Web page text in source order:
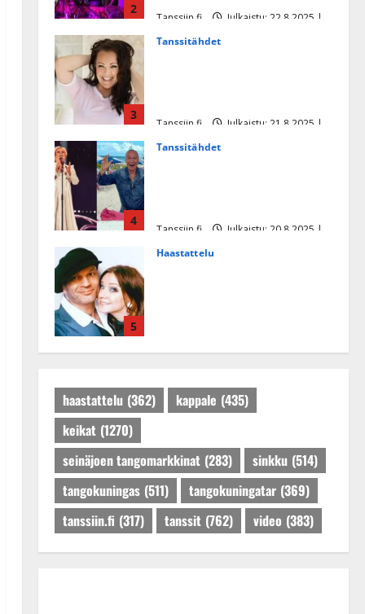
2
Tanssiin.fi
Julkaistu: 22.8.2025 |
3
Tanssitähdet
Tanssiin.fi
Julkaistu: 21.8.2025 |
4
Tanssitähdet
Tanssiin.fi
Julkaistu: 20.8.2025 |
5
Haastattelu
Tanssiin.fi
Julkaistu: 27.4.2025 |
haastattelu (362) kappale (435)
keikat (1270)
seinäjoen tangomarkkinat (283) sinkku (514)
tangokuningas (511) tangokuningatar (369)
tanssiin.fi (317) tanssit (762) video (383)